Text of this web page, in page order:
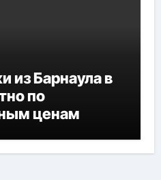
из Барнаула в
по
ценам